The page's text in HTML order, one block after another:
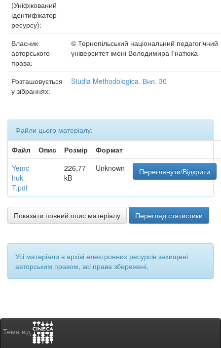
(Уніфікований
ідентифікатор
ресурсу):
Власник
авторського
права:
© Тернопільський національний педагогічний
університет імені Володимира Гнатюка
Розташовується
у зібраннях:
Studia Methodologica. Вип. 30
Файли цього матеріалу:
Файл
Опис Розмір
Формат
Yemc
huk_
T.pdf
226,77
kB
Unknown Переглянути/Відкрити
Показати повний опис матеріалу Перегляд статистики
Усі матеріали в архіві електронних ресурсів захищені
авторським правом, всі права збережені.
Тема від